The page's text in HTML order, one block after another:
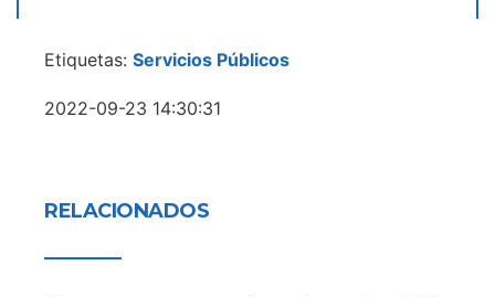
Etiquetas: Servicios Públicos
2022-09-23 14:30:31
RELACIONADOS